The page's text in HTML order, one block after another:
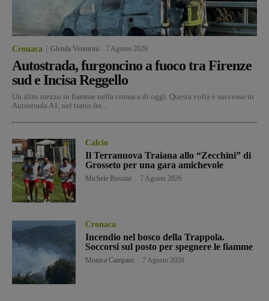
Cronaca Glenda Venturini 7 Agosto 2026
Autostrada, furgoncino a fuoco tra Firenze
sud e Incisa Reggello
Un altro mezzo in fiamme nella cronaca di oggi. Questa volta è successo in
Autostrada A1, nel tratto fra...
Calcio
Il Terranuova Traiana allo “Zecchini” di
Grosseto per una gara amichevole
Michele Bossini 7 Agosto 2026
Cronaca
Incendio nel bosco della Trappola.
Soccorsi sul posto per spegnere le fiamme
Monica Campani 7 Agosto 2026